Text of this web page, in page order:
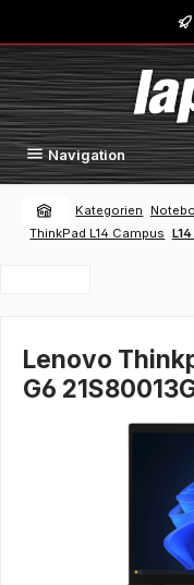
Zum Hauptinhalt springen
Navigation
Kategorien
ThinkPad L14 Campus
Lenovo
G6
Bildergalerie